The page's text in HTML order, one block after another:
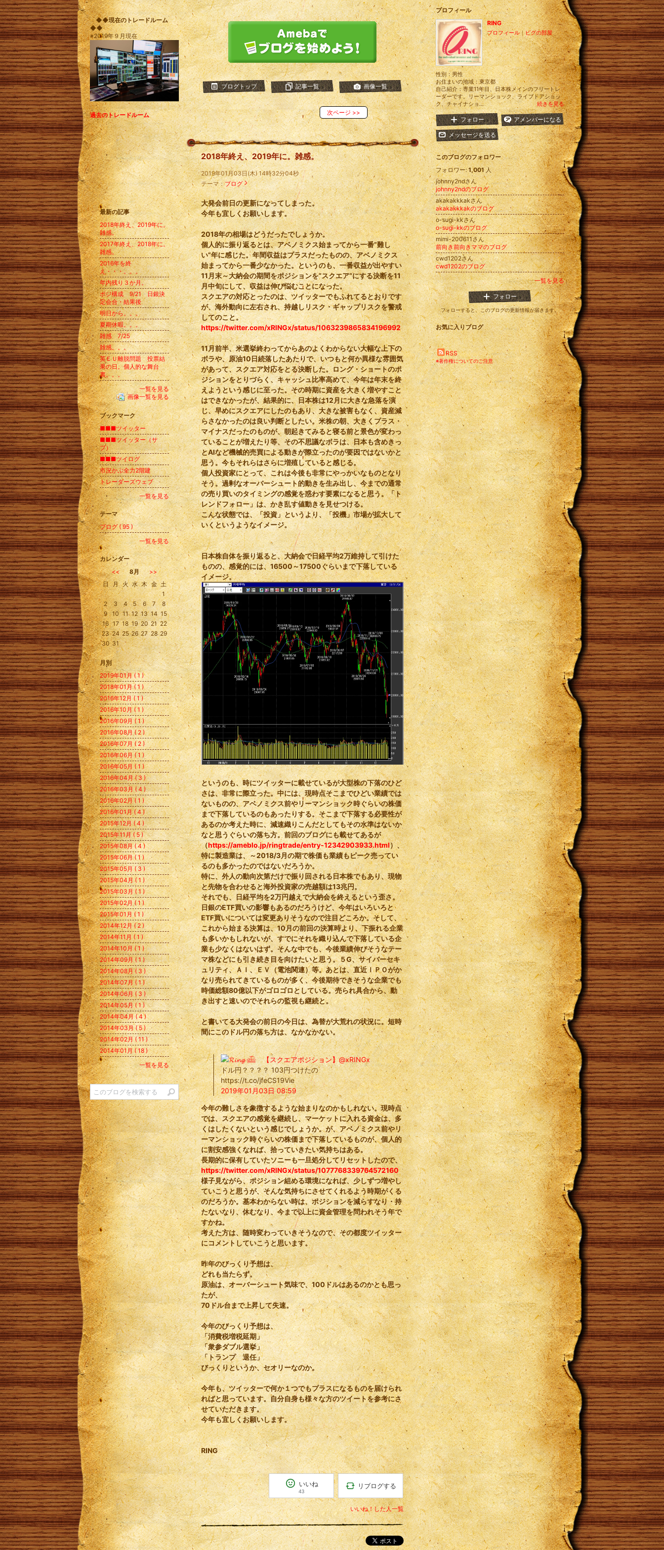
ブログトップ 記事一覧 画像一覧
次ページ >>
2018年終え、2019年に。雑感。
2019年01月03日(木) 14時32分04秒
テーマ：ブログ
大発会前日の更新になってしまった。
今年も宜しくお願いします。
2018年の相場はどうだったでしょうか。
個人的に振り返るとは、アベノミクス始まってから一番”難し
い”年に感じた。年間収益はプラスだったものの、アベノミクス
始まってから一番少なかった。というのも、一番収益が出やすい
11月末～大納会の期間をポジションを”スクエア”にする決断を11
月中旬にして、収益は伸び悩むことになった。
スクエアの対応とったのは、ツイッターでもふれてるとおりです
が、海外動向に左右され、持越しリスク・ギャップリスクを警戒
してのこと。
https://twitter.com/xRINGx/status/1063239865834196992
11月前半、米選挙終わってからあのよくわからない大幅な上下の
ボラや、原油10日続落したあたりで、いつもと何か異様な雰囲気
があって、スクエア対応をとる決断した。ロング・ショートのポ
ジションをとりづらく、キャッシュ比率高めて、今年は年末を終
えようという感じに至った。その時期に資産を大きく増やすこと
はできなかったが、結果的に、日本株は12月に大きな急落を演
じ、早めにスクエアにしたのもあり、大きな被害もなく、資産減
らさなかったのは良い判断としたい。米株の朝、大きくプラス・
マイナスだったのものが、朝起きてみると寝る前と景色が変わっ
ていることが増えたり等、その不思議なボラは、日本も含めきっ
とAIなど機械的売買による動きが際立ったのが要因ではないかと
思う。今もそれらはさらに増殖していると感じる。
個人投資家にとって、これは今後も非常にやっかいなものとなり
そう。過剰なオーバーシュート的動きを生み出し、今までの通常
の売り買いのタイミングの感覚を惑わす要素になると思う。「ト
レンドフォロー」は、かき乱す値動きを見せつける。
こんな状態では、「投資」というより、「投機」市場が拡大して
いくというようなイメージ。
日本株自体を振り返ると、大納会で日経平均2万維持して引けた
ものの、感覚的には、16500～17500ぐらいまで下落している
イメージ。
というのも、時にツイッターに載せているが大型株の下落のひど
さは、非常に際立った。中には、現時点そこまでひどい業績では
ないものの、アベノミクス前やリーマンショック時ぐらいの株価
まで下落しているのもあったりする。そこまで下落する必要性が
あるのか考えた時に、減速織りこんだとしてもその水準はないか
なと思うぐらいの落ち方。前回のブログにも載せてあるが
（https://ameblo.jp/ringtrade/entry-12342903933.html）、
特に製造業は、～2018/3月の期で株価も業績もピーク売ってい
るのも多かったのではないだろうか。
特に、外人の動向次第だけで振り回される日本株でもあり、現物
と先物を合わせると海外投資家の売越額は13兆円。
それでも、日経平均を2万円越えで大納会を終えるという歪さ。
日銀のETF買いの影響もあるのだろうけど、今年はいろいろと
ETF買いについては変更ありそうなので注目どころか。そして、
これから始まる決算は、10月の前回の決算時より、下振れる企業
も多いかもしれないが、すでにそれを織り込んで下落している企
業も少なくはないはず。そんな中でも、今後業績伸びそうなテー
マ株などにも引き続き目を向けたいと思う。５G、サイバーセキ
ュリティ、ＡＩ、ＥＶ（電池関連）等。あとは、直近ＩＰＯがか
なり売られてきているものが多く、今後期待できそうな企業でも
時価総額80億以下がゴロゴロとしている。売られ具合から、動
き出すと速いのでそれらの監視も継続と。
と書いてる大発会の前日の今日は、為替が大荒れの状況に。短時
間にこのドル円の落ち方は、なかなかない。
𝓡𝓲𝓷𝓰 𓊝 【スクエアポジション】@xRINGx
ドル円？？？？ 103円つけたの
https://t.co/jfeCS19Vie
2019年01月03日 08:59
今年の難しさを象徴するような始まりなのかもしれない。現時点
では、スクエアの感覚を継続し、マーケットに入れる資金は、多
くはしたくないという感じでしょうか。が、アベノミクス前やリ
ーマンショック時ぐらいの株価まで下落しているものが、個人的
に割安感強くなれば、拾っていきたい気持ちはある。
長期的に保有していたソニーも一旦処分してリセットしたので、
https://twitter.com/xRINGx/status/1077768339764572160
様子見ながら、ポジション組める環境になれば、少しずつ増やし
ていこうと思うが、そんな気持ちにさせてくれるよう時期がくる
のだろうか。基本わからない時は、ポジションを減らすなり・持
たないなり、休むなり、今まで以上に資金管理を問われそう年で
すかね。
考えた方は、随時変わっていきそうなので、その都度ツイッター
にコメントしていこうと思います。
昨年のびっくり予想は、
どれも当たらず。
原油は、オーバーシュート気味で、100ドルはあるのかとも思っ
たが、
70ドル台まで上昇して失速。
今年のびっくり予想は、
「消費税増税延期」
「衆参ダブル選挙」
「トランプ 退任」
びっくりというか、セオリーなのか。
今年も、ツイッターで何か１つでもプラスになるものを届けられ
ればと思っています。自分自身も様々な方のツイートを参考にさ
せていただきます。
今年も宜しくお願いします。
RING
いいね
43
リブログする
いいね！した人一覧
ポスト
プロフィール
RING
プロフィール｜ピグの部屋
性別：男性
お住まいの地域：東京都
自己紹介：専業11年目、日本株メインのフリートレ
ーダーです。リーマンショック、ライブドアショッ
ク、チャイナショ...
続きを見る
フォロー アメンバーになる
メッセージを送る
このブログのフォロワー
フォロワー:1,001人
johnny2ndさん
johnny2ndのブログ
akakakkkakさん
akakakkkakのブログ
o-sugi-kkさん
o-sugi-kkのブログ
mimi-200611さん
前向き前向きママのブログ
cwd1202さん
cwd1202のブログ
一覧を見る
フォロー
フォローすると、このブログの更新情報が届きます。
お気に入りブログ
RSS
※著作権についてのご注意
◆◆現在のトレードルーム
◆◆
※2019年９月現在
過去のトレードルーム
最新の記事
2018年終え、2019年に。
雑感。
2017年終え、2018年に。
雑感。
2016年を終
え・・・。。。
年内残り３か月。
ポジ構成 9/21 日銀決
定会合・結果後
明日から。。。
夏期休暇。。。
雑感 7/25
雑感。。。
英ＥＵ離脱問題 投票結
果の日。個人的な舞台
裏。。。
一覧を見る
画像一覧を見る
ブックマーク
■■■ツイッター
■■■ツイッター（サ
ブ）
■■■ツイログ
市況かぶ全力2階建
トレーダーズウェブ
一覧を見る
テーマ
ブログ ( 95 )
一覧を見る
カレンダー
<<
8月
>>
日 月 火 水 木 金 土
1
2
3 4 5 6 7
8
9
10 11 12 13 14 15
16 17 18 19 20 21 22
23 24 25 26 27 28 29
30 31
月別
2019年01月 ( 1 )
2018年01月 ( 1 )
2016年12月 ( 1 )
2016年10月 ( 1 )
2016年09月 ( 1 )
2016年08月 ( 2 )
2016年07月 ( 2 )
2016年06月 ( 1 )
2016年05月 ( 1 )
2016年04月 ( 3 )
2016年03月 ( 4 )
2016年02月 ( 1 )
2016年01月 ( 4 )
2015年12月 ( 4 )
2015年11月 ( 5 )
2015年08月 ( 4 )
2015年06月 ( 1 )
2015年05月 ( 3 )
2015年04月 ( 1 )
2015年03月 ( 1 )
2015年02月 ( 1 )
2015年01月 ( 1 )
2014年12月 ( 2 )
2014年11月 ( 1 )
2014年10月 ( 1 )
2014年09月 ( 1 )
2014年08月 ( 3 )
2014年07月 ( 1 )
2014年06月 ( 3 )
2014年05月 ( 1 )
2014年04月 ( 4 )
2014年03月 ( 5 )
2014年02月 ( 11 )
2014年01月 ( 18 )
一覧を見る